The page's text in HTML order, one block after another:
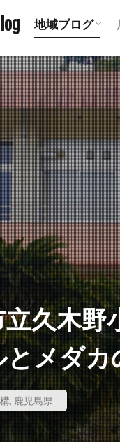
地域ブログ
アニメ聖地
ミステリー
珍スポット ま
遺構探訪記
鉄道関連記
ダムの記事
鹿児島の神社
宮崎の神社一
熊本の神社一
立久木
メダカ
, 鹿児島県